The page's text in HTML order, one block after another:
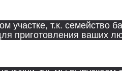
участке, т.к. семейство
приготовления ваших